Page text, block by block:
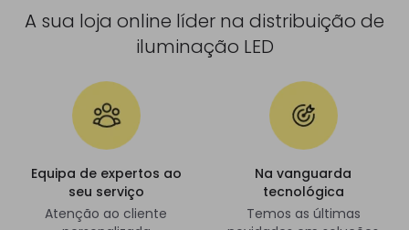
A sua loja online líder na distribuição de
iluminação LED
Equipa de expertos ao
seu serviço
Atenção ao cliente
Na vanguarda
tecnológica
Temos as últimas